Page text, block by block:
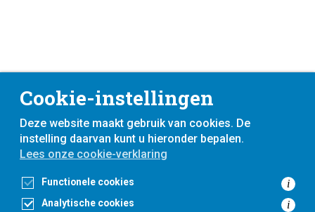
Cookie-instellingen
Deze website maakt gebruik van cookies. De
instelling daarvan kunt u hieronder bepalen.
Lees onze cookie-verklaring
Functionele cookies i
Analytische cookies i